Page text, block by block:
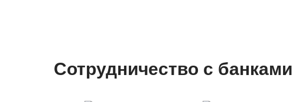
Сотрудничество с банками